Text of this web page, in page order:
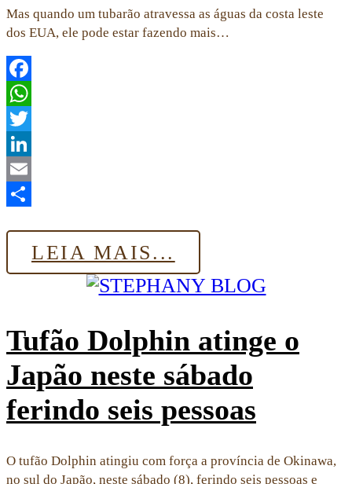
Mas quando um tubarão atravessa as águas da costa leste
dos EUA, ele pode estar fazendo mais…
Facebook
WhatsApp
Twitter
LinkedIn
Email
LEIA MAIS...
Tufão Dolphin atinge o
Japão neste sábado
ferindo seis pessoas
O tufão Dolphin atingiu com força a província de Okinawa,
no sul do Japão, neste sábado (8), ferindo seis pessoas e